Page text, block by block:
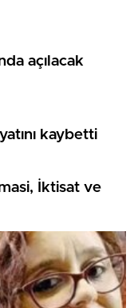
açılacak
kaybetti
İktisat ve